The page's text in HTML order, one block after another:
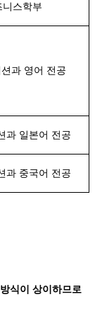
스학부
과 영어 전공
과 일본어 전공
과 중국어 전공
식이 상이하므로